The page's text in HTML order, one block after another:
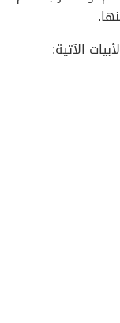
الآتية: